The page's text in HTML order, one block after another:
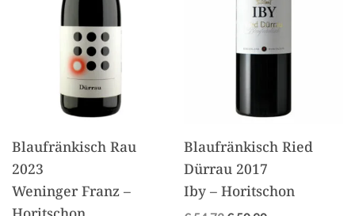
Blaufränkisch Rau
2023
Weninger Franz –
Blaufränkisch Ried
Dürrau 2017
Iby – Horitschon